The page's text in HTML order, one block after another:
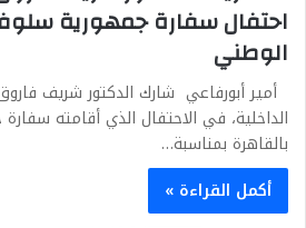
احتفال سفارة جمهورية
الوطني
أمير أبورفاعي شارك الدكتور شريف
الداخلية، في الاحتفال الذي أقامته
بالقاهرة بمناسبة…
أكمل القراءة »